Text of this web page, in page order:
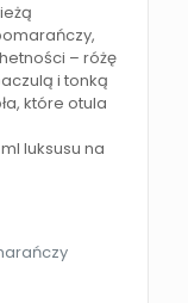
– różę
i tonką
które otula
luksusu na